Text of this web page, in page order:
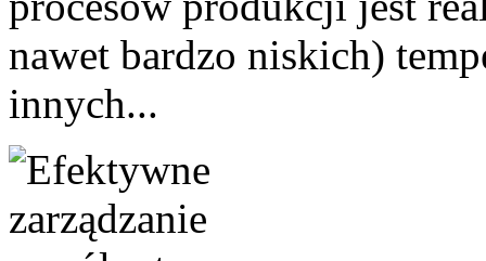
nawet bardzo niskich)
innych...